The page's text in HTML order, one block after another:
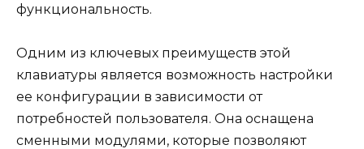
функциональность.
Одним из ключевых преимуществ этой
клавиатуры является возможность настройки
ее конфигурации в зависимости от
потребностей пользователя. Она оснащена
сменными модулями, которые позволяют